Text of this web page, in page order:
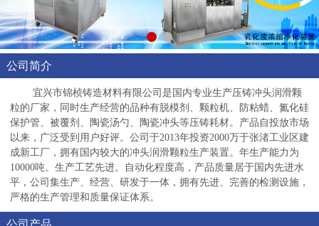
公司简介
宜兴市锦桢铸造材料有限公司是国内专业生产压铸冲头润滑颗
粒的厂家，同时生产经营的品种有脱模剂、颗粒机、防粘蜡、氮化硅
保护管、被覆剂、陶瓷汤勺、陶瓷冲头等压铸耗材。产品自投放市场
以来，广泛受到用户好评。公司于2013年投资2000万于张渚工业区建
成新工厂，拥有国内较大的冲头润滑颗粒生产装置。年生产能力为
10000吨。生产工艺先进。自动化程度高，产品质量居于国内先进水
平，公司集生产、经营、研发于一体，拥有先进、完善的检测设施，
严格的生产管理和质量保证体系。